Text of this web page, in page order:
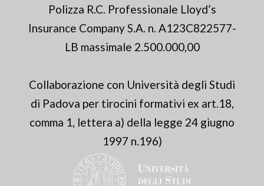
Polizza R.C. Professionale Lloyd’s
Insurance Company S.A. n. A123C822577-
LB massimale 2.500.000,00
Collaborazione con Università degli Studi
di Padova per tirocini formativi ex art.18,
comma 1, lettera a) della legge 24 giugno
1997 n.196)